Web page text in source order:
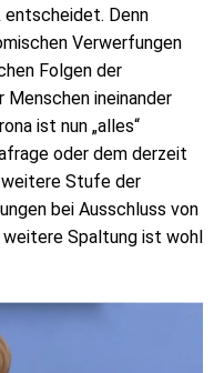
entscheidet. Denn
Verwerfungen
Folgen der
Menschen ineinander
ist nun „alles“
oder dem derzeit
weitere Stufe der
bei Ausschluss von
Spaltung ist wohl